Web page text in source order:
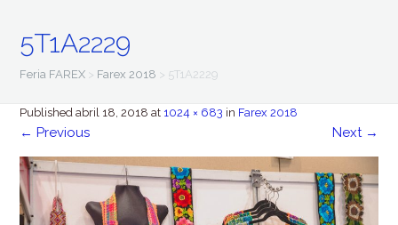
5T1A2229
Feria FAREX > Farex 2018 > 5T1A2229
Publishedabril 18, 2018 at 1024 × 683 in Farex 2018
← Previous Next →